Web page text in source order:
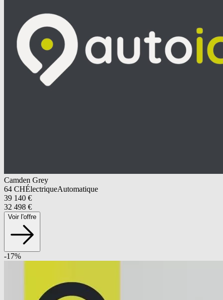
Camden Grey
64 CHÉlectriqueAutomatique
39 140 €
32 498 €
Voir l'offre
-17%